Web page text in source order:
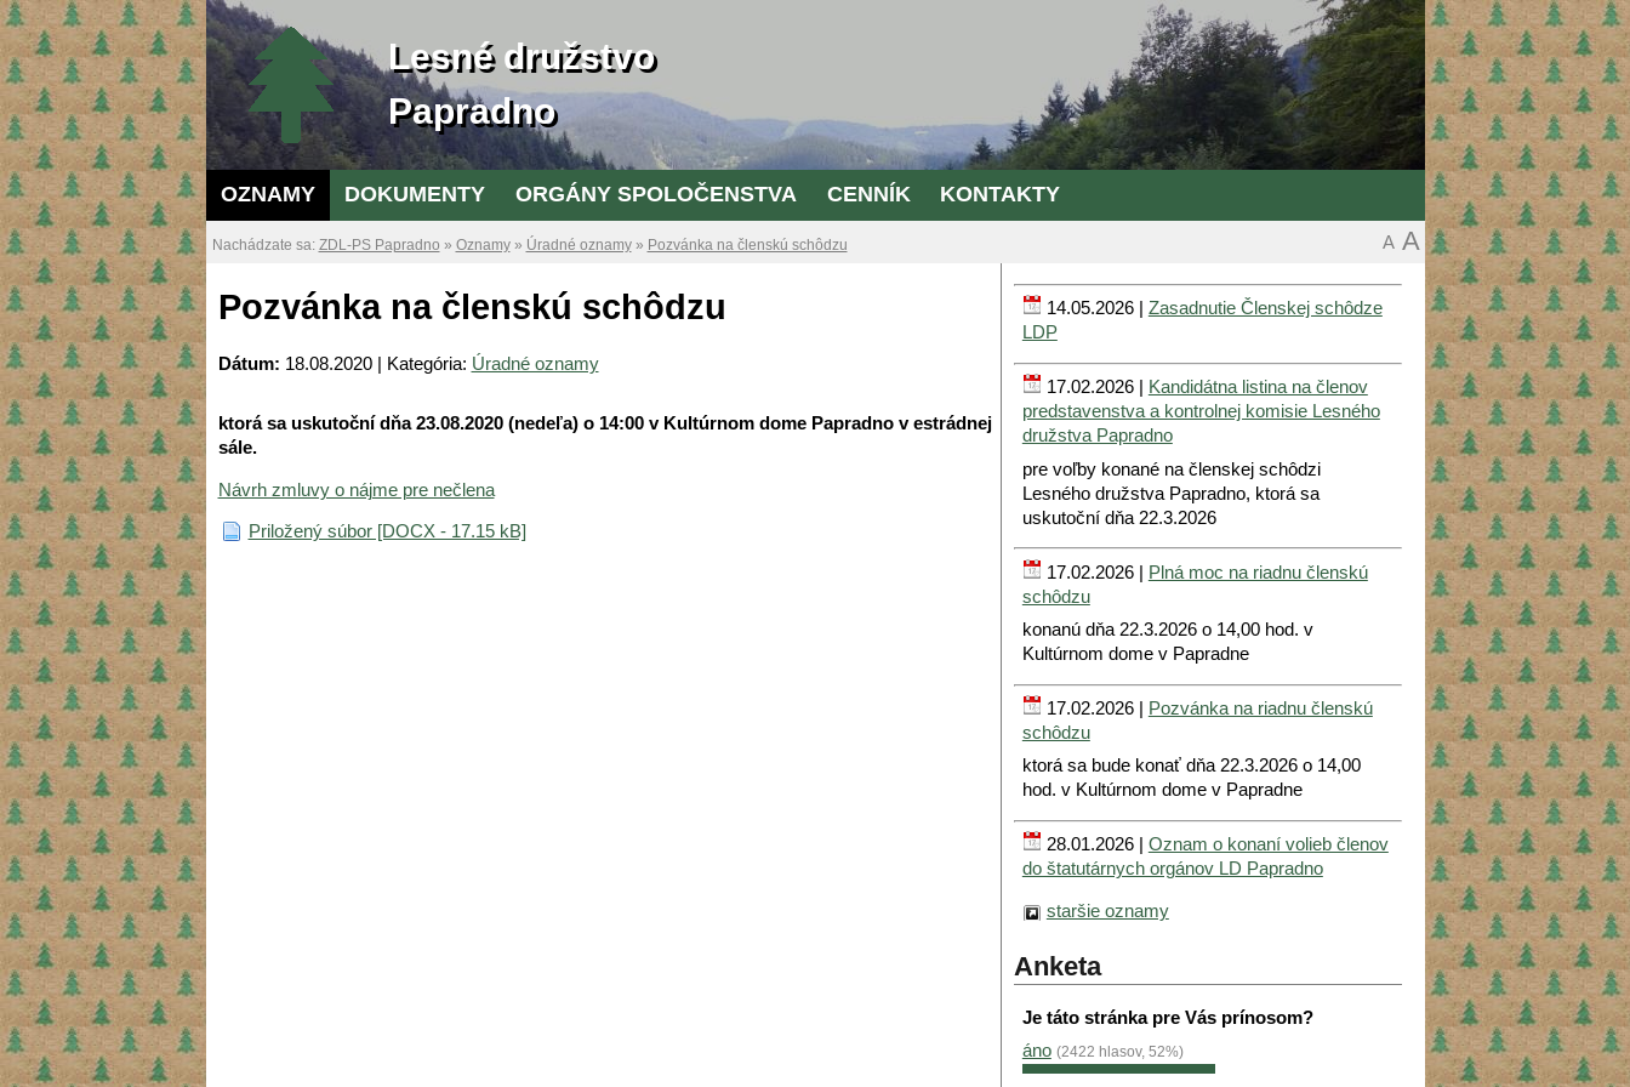
Lesné družstvo
Papradno
OZNAMY DOKUMENTY ORGÁNY SPOLOČENSTVA CENNÍK KONTAKTY
Nachádzate sa: ZDL-PS Papradno » Oznamy» Úradné oznamy» Pozvánka na členskú schôdzu A
A
Pozvánka na členskú schôdzu
Dátum: 18.08.2020 | Kategória: Úradné oznamy
ktorá sa uskutoční dňa 23.08.2020 (nedeľa) o 14:00 v Kultúrnom dome Papradno v estrádnej
sále.
Návrh zmluvy o nájme pre nečlena
Priložený súbor [DOCX - 17.15 kB]
14.05.2026 | Zasadnutie Členskej schôdze
LDP
17.02.2026 |
Kandidátna listina na členov
predstavenstva a kontrolnej komisie Lesného
družstva Papradno
pre voľby konané na členskej schôdzi
Lesného družstva Papradno, ktorá sa
uskutoční dňa 22.3.2026
17.02.2026 | Plná moc na riadnu členskú
schôdzu
konanú dňa 22.3.2026 o 14,00 hod. v
Kultúrnom dome v Papradne
17.02.2026 |
Pozvánka na riadnu členskú
schôdzu
ktorá sa bude konať dňa 22.3.2026 o 14,00
hod. v Kultúrnom dome v Papradne
28.01.2026 | Oznam o konaní volieb členov
do štatutárnych orgánov LD Papradno
staršie oznamy
Anketa
Je táto stránka pre Vás prínosom?
áno (2422 hlasov, 52%)